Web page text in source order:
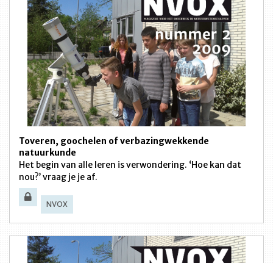
Toveren, goochelen of verbazingwekkende
natuurkunde
Het begin van alle leren is verwondering. ‘Hoe kan dat
nou?’ vraag je je af.
NVOX